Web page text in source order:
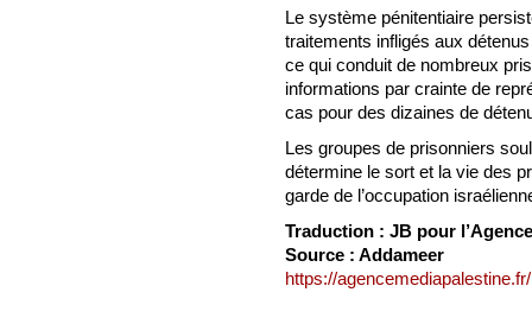
Le système pénitentiaire
traitements infligés aux
ce qui conduit de nombreux
informations par crainte de
cas pour des dizaines de
Les groupes de prisonniers
détermine le sort et la vie des
garde de l’occupation
Traduction : JB pour
Source : Addameer
https://